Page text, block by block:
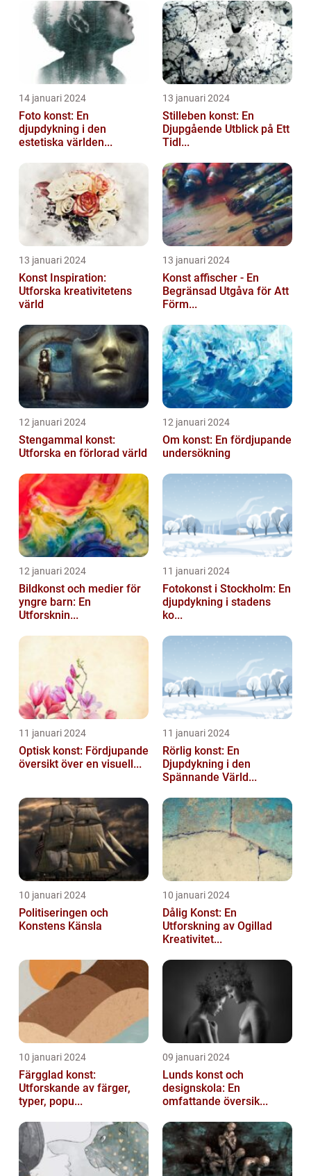
14 januari 2024
Foto konst: En
djupdykning i den
estetiska världen...
13 januari 2024
Stilleben konst: En
Djupgående Utblick på Ett
Tidl...
13 januari 2024
Konst Inspiration:
Utforska kreativitetens
värld
13 januari 2024
Konst affischer - En
Begränsad Utgåva för Att
Förm...
12 januari 2024
Stengammal konst:
Utforska en förlorad värld
12 januari 2024
Om konst: En fördjupande
undersökning
12 januari 2024
Bildkonst och medier för
yngre barn: En
Utforsknin...
11 januari 2024
Fotokonst i Stockholm: En
djupdykning i stadens
ko...
11 januari 2024
Optisk konst: Fördjupande
översikt över en visuell...
11 januari 2024
Rörlig konst: En
Djupdykning i den
Spännande Värld...
10 januari 2024
Politiseringen och
Konstens Känsla
10 januari 2024
Dålig Konst: En
Utforskning av Ogillad
Kreativitet...
10 januari 2024
Färgglad konst:
Utforskande av färger,
typer, popu...
09 januari 2024
Lunds konst och
designskola: En
omfattande översik...